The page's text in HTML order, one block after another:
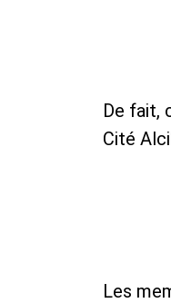
De fait,
Cité
Les